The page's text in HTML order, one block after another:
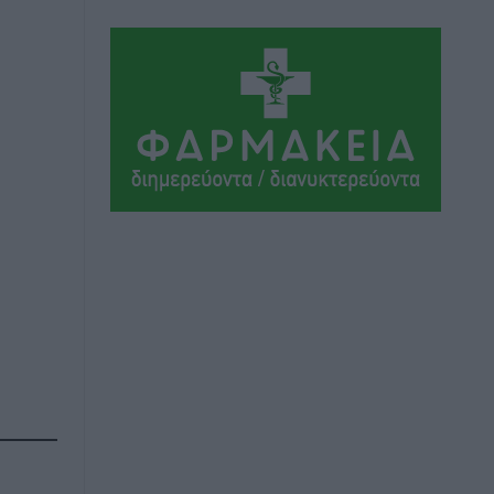
Συνελήφθη 37χρονη στη Ρόδο γιατί
είχε αφήσει τα τρία ανήλικα παιδιά της
χωρίς επιτήρηση
Τοπικές Ειδήσεις πριν 17 ώρες
Σταυρός Καλυθιών: Απέκτησε την